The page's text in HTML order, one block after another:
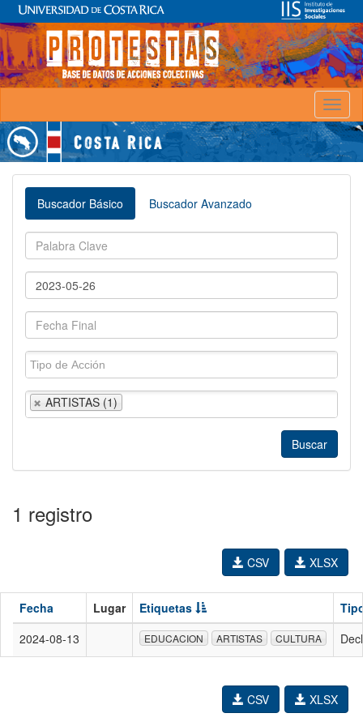
Buscador Básico Buscador Avanzado
ARTISTAS (1)
1 registro
XLSX
CSV
Fecha Lugar Etiquetas
2024-08-13
EDUCACION ARTISTAS CULTURA
XLSX
CSV